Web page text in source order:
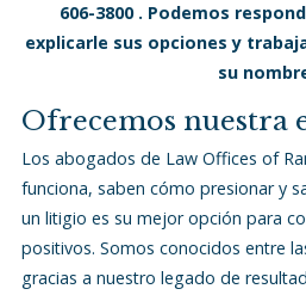
606-3800. Podemos
explicarle sus opciones y
su
Ofrecemos nuestra
Los abogados de Law Offices of
funciona, saben cómo presionar y
un litigio es su mejor opción para
positivos. Somos conocidos entre
gracias a nuestro legado de